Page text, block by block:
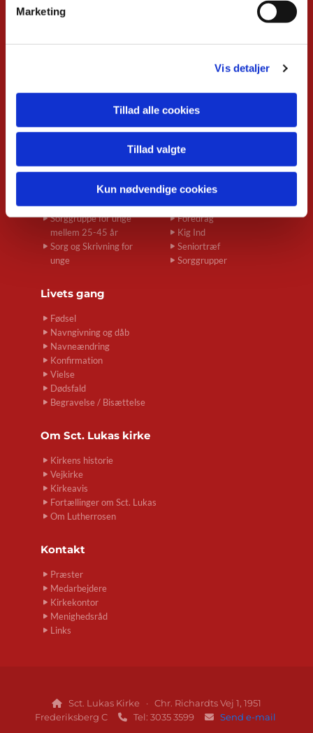
Marketing
Vis detaljer
Tillad alle cookies
Tillad valgte
Kun nødvendige cookies
Konfirmand-café
Menighedsrådsmøder
Spirekoret Hjertelyd
Kravleklub
Minikonfirmander
Spirekoret Hjertelyd
Sorggruppe for unge
mellem 25-45 år
Sorg og Skrivning for
unge
Musikgudstjenester
Koncerter
Jazz om
Stemmebroen
Fællessang
Foredrag
Kig Ind
Seniortræf
Sorggrupper
Livets gang
Fødsel
Navngivning og dåb
Navneændring
Konfirmation
Vielse
Dødsfald
Begravelse / Bisættelse
Om Sct. Lukas kirke
Kirkens historie
Vejkirke
Kirkeavis
Fortællinger om Sct. Lukas
Om Lutherrosen
Kontakt
Præster
Medarbejdere
Kirkekontor
Menighedsråd
Links

Sct. Lukas Kirke · Chr. Richardts Vej 1, 1951
Frederiksberg C
 Tel: 3035 3599  Send e-mail